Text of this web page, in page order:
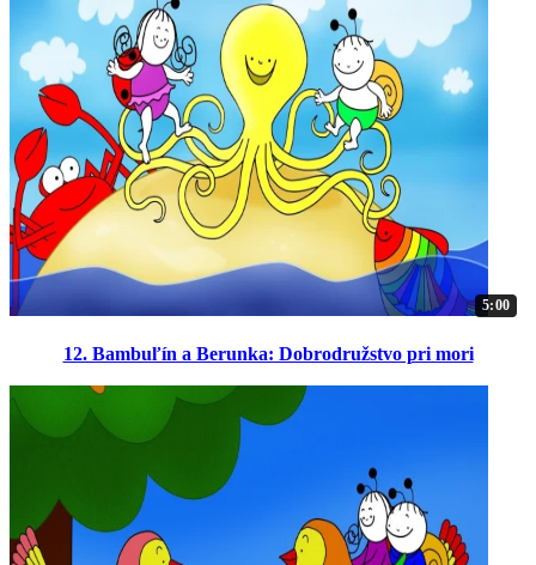
5:00
12. Bambuľín a Berunka: Dobrodružstvo pri mori